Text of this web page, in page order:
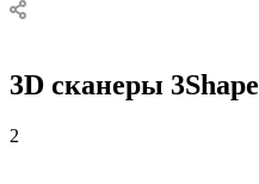
3D сканеры 3Shape
2